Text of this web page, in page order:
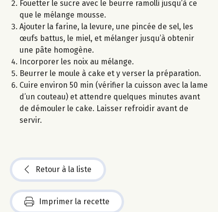
Fouetter le sucre avec le beurre ramolli jusqu’à ce
que le mélange mousse.
Ajouter la farine, la levure, une pincée de sel, les
œufs battus, le miel, et mélanger jusqu’à obtenir
une pâte homogène.
Incorporer les noix au mélange.
Beurrer le moule à cake et y verser la préparation.
Cuire environ 50 min (vérifier la cuisson avec la lame
d’un couteau) et attendre quelques minutes avant
de démouler le cake. Laisser refroidir avant de
servir.
Retour à la liste
Imprimer la recette